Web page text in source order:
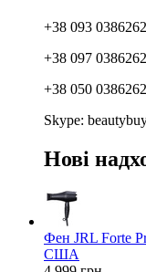
+38 093 0386262
+38 097 0386262
+38 050 0386262
Skype:
Нові
Фен JRL Forte
США